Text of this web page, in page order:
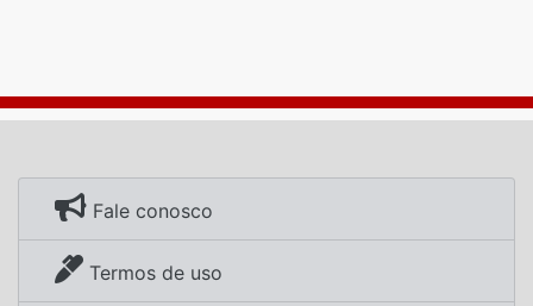
Fale conosco
Termos de uso